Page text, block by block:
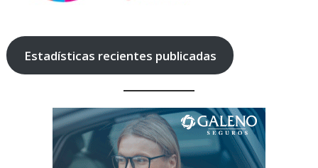
Estadísticas recientes publicadas